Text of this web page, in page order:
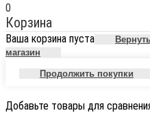
0
Корзина
Ваша корзина пуста
магазин
Продолжить покупки
Добавьте товары для